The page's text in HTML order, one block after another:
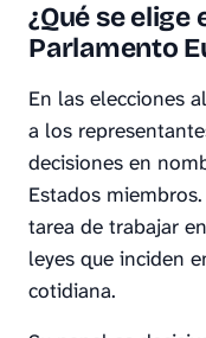
¿Qué se elige
Parlamento
En las elecciones
a los
decisiones en
Estados
tarea de trabajar
leyes que inciden
cotidiana.